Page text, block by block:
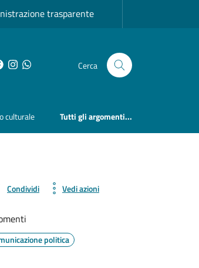
trasparente
Facebook
Instagram
Whatsapp Cerca
culturale Tutti gli argomenti...
Condividi Vedi azioni
politica